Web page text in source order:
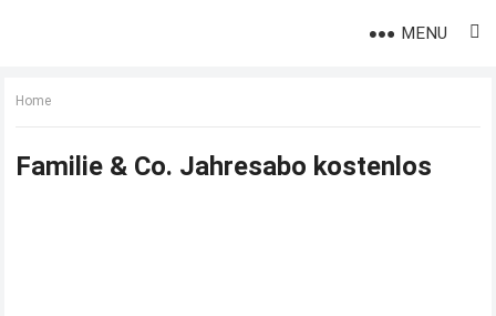
MENU
Home
Familie & Co. Jahresabo kostenlos